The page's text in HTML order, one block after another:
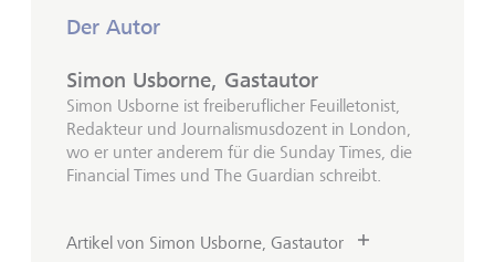
Der Autor
Simon Usborne, Gastautor
Simon Usborne ist freiberuflicher Feuilletonist,
Redakteur und Journalismusdozent in London,
wo er unter anderem für die Sunday Times, die
Financial Times und The Guardian schreibt.
Artikel von Simon Usborne, Gastautor